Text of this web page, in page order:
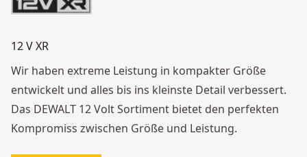
12 V XR
Wir haben extreme Leistung in kompakter Größe
entwickelt und alles bis ins kleinste Detail verbessert.
Das DEWALT 12 Volt Sortiment bietet den perfekten
Kompromiss zwischen Größe und Leistung.